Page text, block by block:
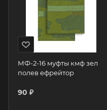
МФ-2-16 муфты кмф зел
полев ефрейтор
90 ₽